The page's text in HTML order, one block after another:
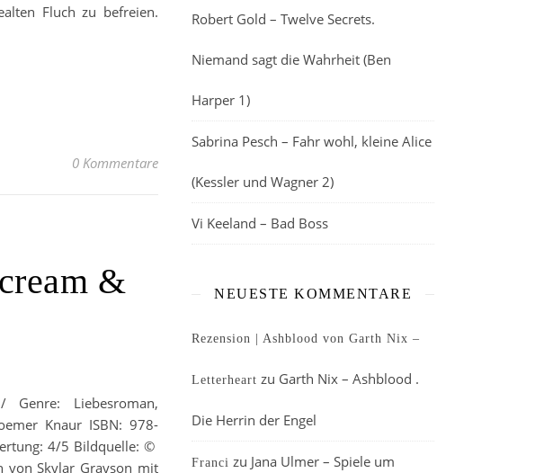
Fluch zu befreien.
0 Kommentare
&
Liebesroman,
Knaur ISBN: 978-
4/5 Bildquelle: ©
von Skylar Grayson mit
Robert Gold – Twelve Secrets.
Niemand sagt die Wahrheit (Ben
Harper 1)
Sabrina Pesch – Fahr wohl, kleine Alice
(Kessler und Wagner 2)
Vi Keeland – Bad Boss
NEUESTE KOMMENTARE
Rezension | Ashblood von Garth Nix –
Letterheart zu Garth Nix – Ashblood .
Die Herrin der Engel
Franci zu Jana Ulmer – Spiele um